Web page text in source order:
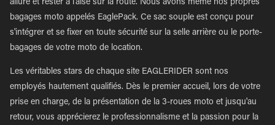
allure et rester à l'aise sur la route. Nous avons même nos propres
bagages moto appelés EaglePack. Ce sac souple est conçu pour
s'intégrer et se fixer en toute sécurité sur la selle arrière ou le porte-
bagages de votre moto de location.
Les véritables stars de chaque site EAGLERIDER sont nos
employés hautement qualifiés. Dès le premier accueil, lors de votre
prise en charge, de la présentation de la 3-roues moto et jusqu'au
retour, vous apprécierez le professionnalisme et la passion pour la